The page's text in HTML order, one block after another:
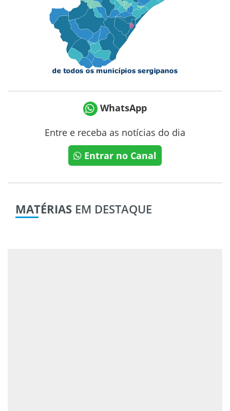
WhatsApp
Entre e receba as notícias do dia
Entrar no Canal
MATÉRIAS EM DESTAQUE